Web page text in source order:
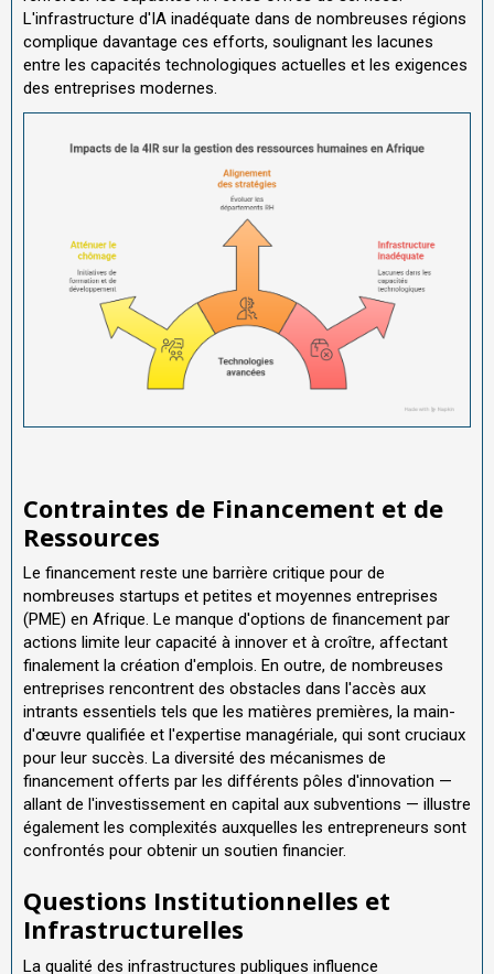
L'infrastructure d'IA inadéquate dans de nombreuses régions
complique davantage ces efforts, soulignant les lacunes
entre les capacités technologiques actuelles et les exigences
des entreprises modernes.
Contraintes de Financement et de
Ressources
Le financement reste une barrière critique pour de
nombreuses startups et petites et moyennes entreprises
(PME) en Afrique. Le manque d'options de financement par
actions limite leur capacité à innover et à croître, affectant
finalement la création d'emplois. En outre, de nombreuses
entreprises rencontrent des obstacles dans l'accès aux
intrants essentiels tels que les matières premières, la main-
d'œuvre qualifiée et l'expertise managériale, qui sont cruciaux
pour leur succès. La diversité des mécanismes de
financement offerts par les différents pôles d'innovation —
allant de l'investissement en capital aux subventions — illustre
également les complexités auxquelles les entrepreneurs sont
confrontés pour obtenir un soutien financier.
Questions Institutionnelles et
Infrastructurelles
La qualité des infrastructures publiques influence